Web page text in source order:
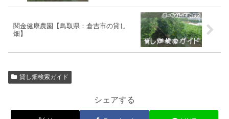
関金健康農園【鳥取県：倉吉市の貸し
畑】
貸し畑検索ガイド
シェアする